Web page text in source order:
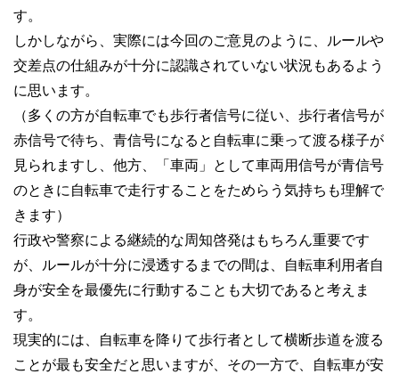
す。
しかしながら、実際には今回のご意見のように、ルールや
交差点の仕組みが十分に認識されていない状況もあるよう
に思います。
（多くの方が自転車でも歩行者信号に従い、歩行者信号が
赤信号で待ち、青信号になると自転車に乗って渡る様子が
見られますし、他方、「車両」として車両用信号が青信号
のときに自転車で走行することをためらう気持ちも理解で
きます）
行政や警察による継続的な周知啓発はもちろん重要です
が、ルールが十分に浸透するまでの間は、自転車利用者自
身が安全を最優先に行動することも大切であると考えま
す。
現実的には、自転車を降りて歩行者として横断歩道を渡る
ことが最も安全だと思いますが、その一方で、自転車が安